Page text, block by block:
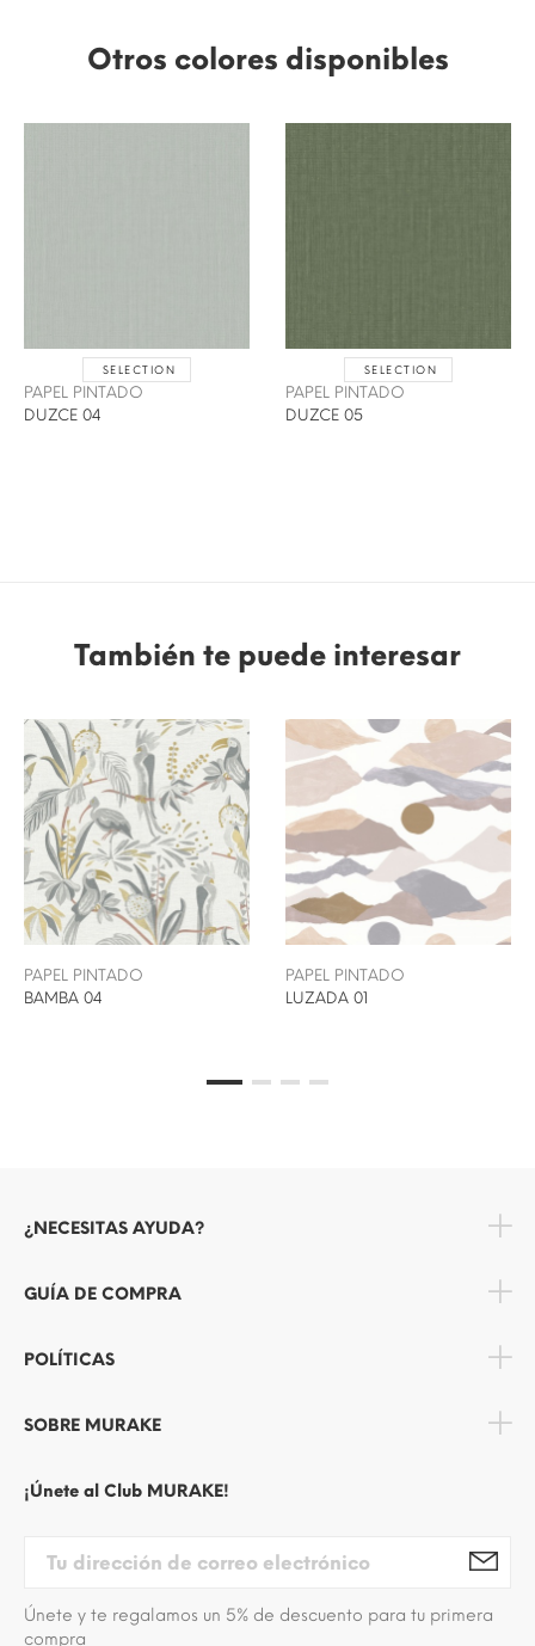
Otros colores disponibles
SELECTION
PAPEL PINTADO
DUZCE 04
SELECTION
PAPEL PINTADO
DUZCE 05
También te puede interesar
PAPEL PINTADO
BAMBA 04
PAPEL PINTADO
LUZADA 01
¿NECESITAS AYUDA?
GUÍA DE COMPRA
POLÍTICAS
SOBRE MURAKE
¡Únete al Club MURAKE!
Únete y te regalamos un 5% de descuento para tu primera
compra